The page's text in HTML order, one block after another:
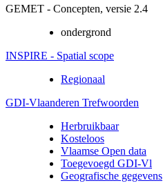
GEMET - Concepten, versie 2.4
ondergrond
INSPIRE - Spatial scope
Regionaal
GDI-Vlaanderen Trefwoorden
Herbruikbaar
Kosteloos
Vlaamse Open data
Toegevoegd GDI-Vl
Geografische gegevens